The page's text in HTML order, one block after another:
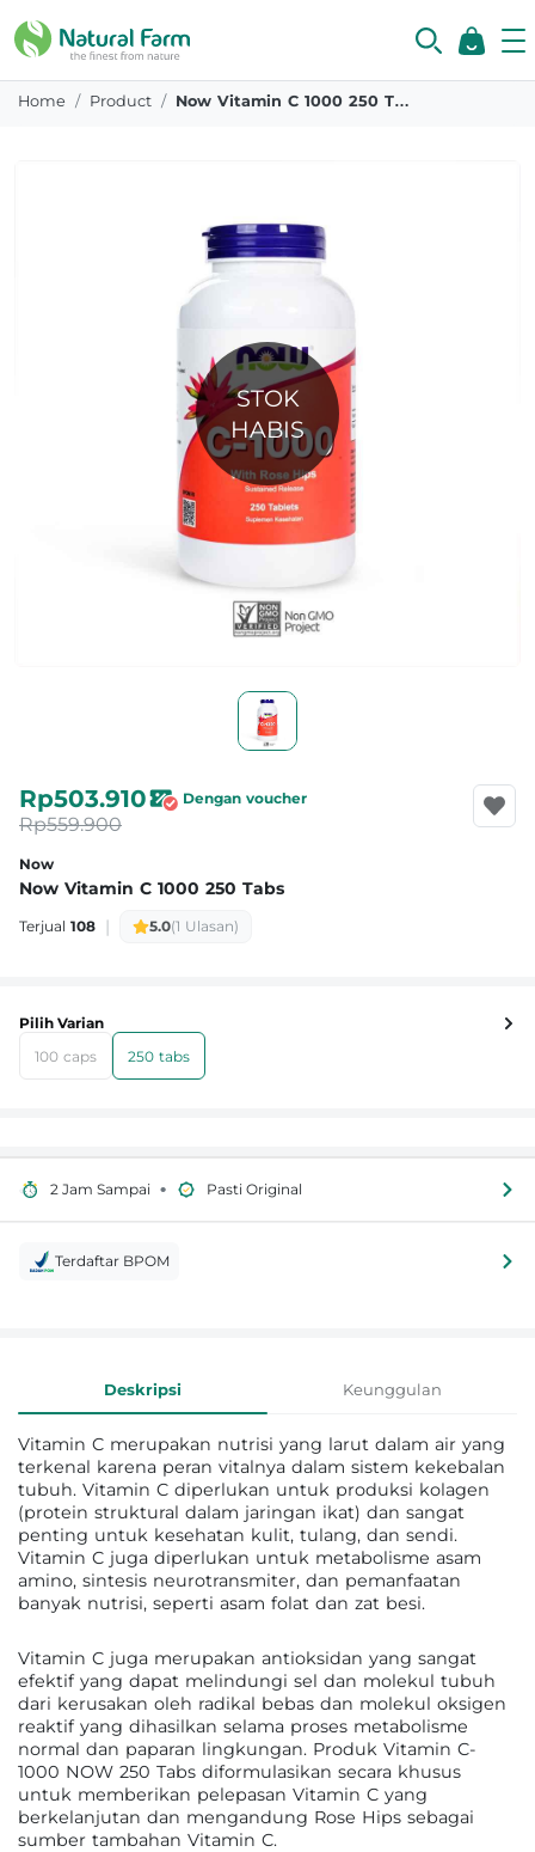
Home Product Now Vitamin C 1000 250 Tabs
STOK
HABIS
Now
Now Vitamin C 1000 250 Tabs
Terjual 108 | 5.0(1 Ulasan)
Rp503.910 Dengan voucher
Rp559.900
Pilih Varian
100 caps
250 tabs
2 Jam Sampai • Pasti Original
Terdaftar BPOM
Informasi Produk
Deskripsi Keunggulan
Vitamin C merupakan nutrisi yang larut dalam air yang
terkenal karena peran vitalnya dalam sistem kekebalan
tubuh. Vitamin C diperlukan untuk produksi kolagen
(protein struktural dalam jaringan ikat) dan sangat
penting untuk kesehatan kulit, tulang, dan sendi.
Vitamin C juga diperlukan untuk metabolisme asam
amino, sintesis neurotransmiter, dan pemanfaatan
banyak nutrisi, seperti asam folat dan zat besi.
Vitamin C juga merupakan antioksidan yang sangat
efektif yang dapat melindungi sel dan molekul tubuh
dari kerusakan oleh radikal bebas dan molekul oksigen
reaktif yang dihasilkan selama proses metabolisme
normal dan paparan lingkungan. Produk Vitamin C-
1000 NOW 250 Tabs diformulasikan secara khusus
untuk memberikan pelepasan Vitamin C yang
berkelanjutan dan mengandung Rose Hips sebagai
sumber tambahan Vitamin C.